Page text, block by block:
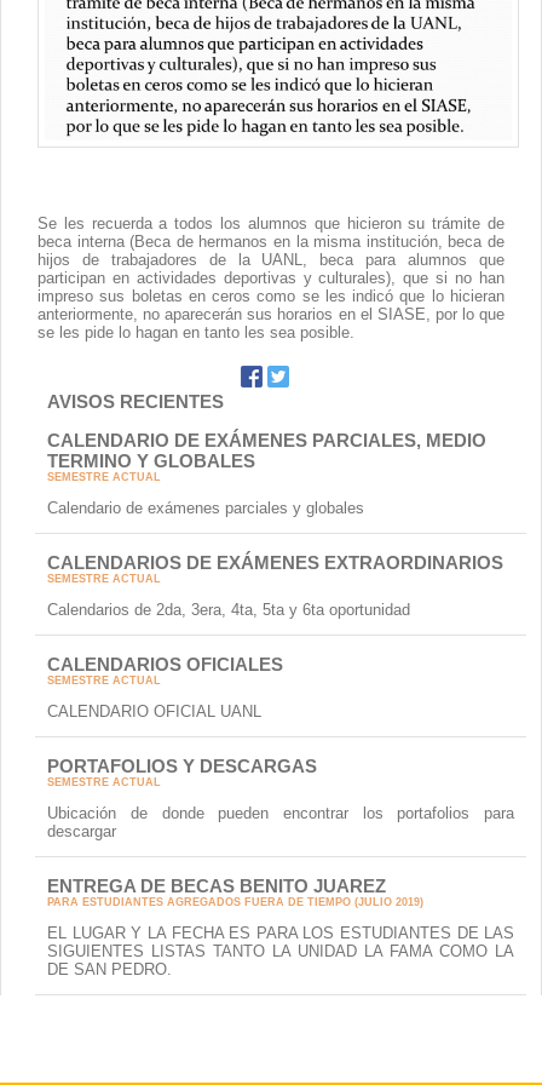
Contacto
Se les recuerda a todos los alumnos que hicieron su trámite de
beca interna (Beca de hermanos en la misma institución, beca de
hijos de trabajadores de la UANL, beca para alumnos que
participan en actividades deportivas y culturales), que si no han
impreso sus boletas en ceros como se les indicó que lo hicieran
anteriormente, no aparecerán sus horarios en el SIASE, por lo que
se les pide lo hagan en tanto les sea posible.
AVISOS RECIENTES
CALENDARIO DE EXÁMENES PARCIALES, MEDIO
TERMINO Y GLOBALES
SEMESTRE ACTUAL
Calendario de exámenes parciales y globales
CALENDARIOS DE EXÁMENES EXTRAORDINARIOS
SEMESTRE ACTUAL
Calendarios de 2da, 3era, 4ta, 5ta y 6ta oportunidad
CALENDARIOS OFICIALES
SEMESTRE ACTUAL
CALENDARIO OFICIAL UANL
PORTAFOLIOS Y DESCARGAS
SEMESTRE ACTUAL
Ubicación de donde pueden encontrar los portafolios para
descargar
ENTREGA DE BECAS BENITO JUAREZ
PARA ESTUDIANTES AGREGADOS FUERA DE TIEMPO (JULIO 2019)
EL LUGAR Y LA FECHA ES PARA LOS ESTUDIANTES DE LAS
SIGUIENTES LISTAS TANTO LA UNIDAD LA FAMA COMO LA
DE SAN PEDRO.